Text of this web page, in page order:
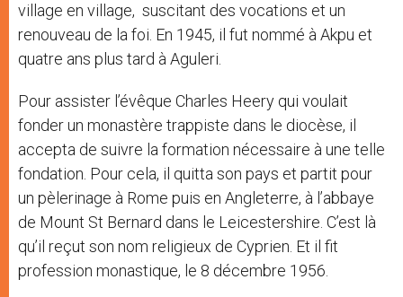
village en village, suscitant des vocations et un
renouveau de la foi. En 1945, il fut nommé à Akpu et
quatre ans plus tard à Aguleri.
Pour assister l’évêque Charles Heery qui voulait
fonder un monastère trappiste dans le diocèse, il
accepta de suivre la formation nécessaire à une telle
fondation. Pour cela, il quitta son pays et partit pour
un pèlerinage à Rome puis en Angleterre, à l’abbaye
de Mount St Bernard dans le Leicestershire. C’est là
qu’il reçut son nom religieux de Cyprien. Et il fit
profession monastique, le 8 décembre 1956.